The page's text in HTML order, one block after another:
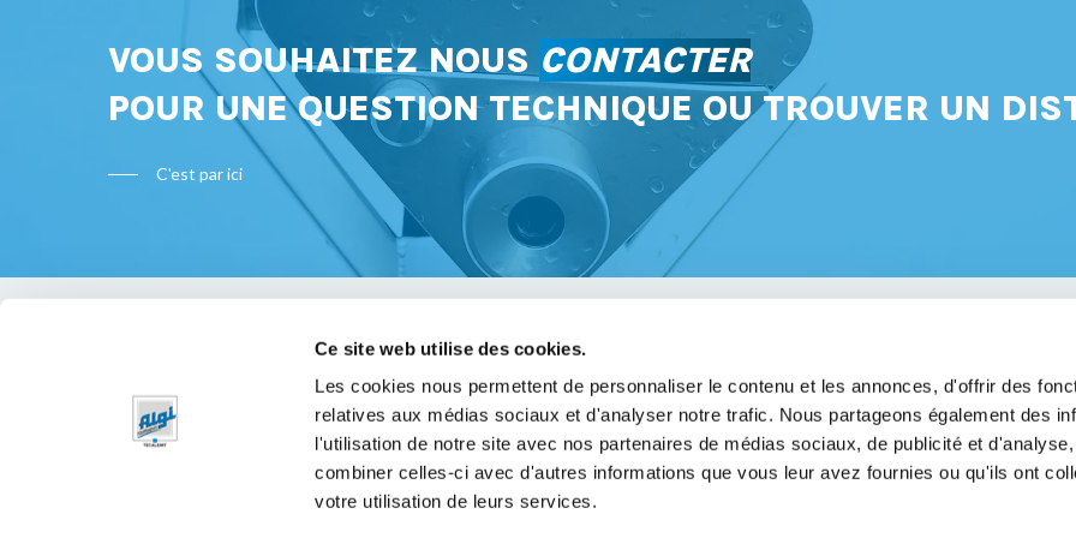
Ce site web utilise des cookies.
Les cookies nous permettent de personnaliser le contenu et les annonces, d'offrir des
relatives aux médias sociaux et d'analyser notre trafic. Nous partageons également des
l'utilisation de notre site avec nos partenaires de médias sociaux, de publicité et
combiner celles-ci avec d'autres informations que vous leur avez fournies ou qu'ils ont
votre utilisation de leurs services.
VOUS SOUHAITEZ NOUS CONTACTER
POUR UNE QUESTION TECHNIQUE OU TROUVER UN
C'est par ici
Bon à savoir
Politique de confidentialité